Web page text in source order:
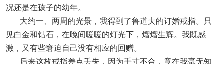
况还是在孩子的幼年。
大约一、两周的光景，我得到了鲁道夫的订婚戒指。只
见白金和钻石，在晚间暖暖的灯光下，熠熠生辉。我既感
激，又有些窘迫自己没有相应的回赠。
后来这枚戒指差点丢失，因为手寸不合，竟在我毫无知